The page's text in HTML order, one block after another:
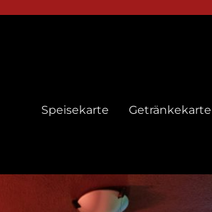
Speisekarte Getränkekarte